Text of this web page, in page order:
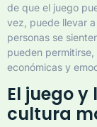
de que el juego
vez, puede llevar
personas se
pueden
económicas y
El juego
cultura